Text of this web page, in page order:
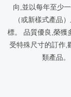
向,並以每年至少
（或新樣式產品
標。 品質優良,榮獲
受特殊尺寸的訂作,
類產品。